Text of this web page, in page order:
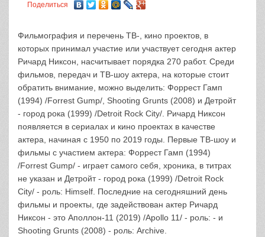
Поделиться
Фильмография и перечень ТВ-, кино проектов, в
которых принимал участие или участвует сегодня актер
Ричард Никсон, насчитывает порядка 270 работ. Среди
фильмов, передач и ТВ-шоу актера, на которые стоит
обратить внимание, можно выделить: Форрест Гамп
(1994) /Forrest Gump/, Shooting Grunts (2008) и Детройт
- город рока (1999) /Detroit Rock City/. Ричард Никсон
появляется в сериалах и кино проектах в качестве
актера, начиная с 1950 по 2019 годы. Первые ТВ-шоу и
фильмы с участием актера: Форрест Гамп (1994)
/Forrest Gump/ - играет самого себя, хроника, в титрах
не указан и Детройт - город рока (1999) /Detroit Rock
City/ - роль: Himself. Последние на сегодняшний день
фильмы и проекты, где задействован актер Ричард
Никсон - это Аполлон-11 (2019) /Apollo 11/ - роль: - и
Shooting Grunts (2008) - роль: Archive.